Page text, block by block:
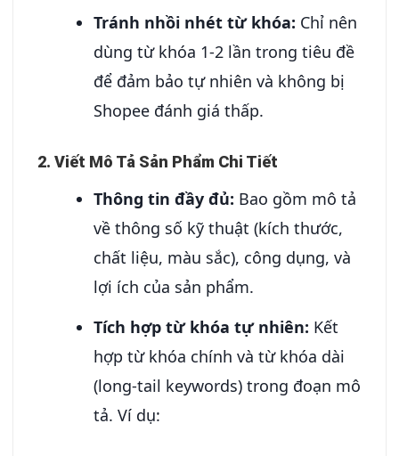
Tránh nhồi nhét từ khóa: Chỉ nên
dùng từ khóa 1-2 lần trong tiêu đề
để đảm bảo tự nhiên và không bị
Shopee đánh giá thấp.
2. Viết Mô Tả Sản Phẩm Chi Tiết
Thông tin đầy đủ: Bao gồm mô tả
về thông số kỹ thuật (kích thước,
chất liệu, màu sắc), công dụng, và
lợi ích của sản phẩm.
Tích hợp từ khóa tự nhiên: Kết
hợp từ khóa chính và từ khóa dài
(long-tail keywords) trong đoạn mô
tả. Ví dụ: